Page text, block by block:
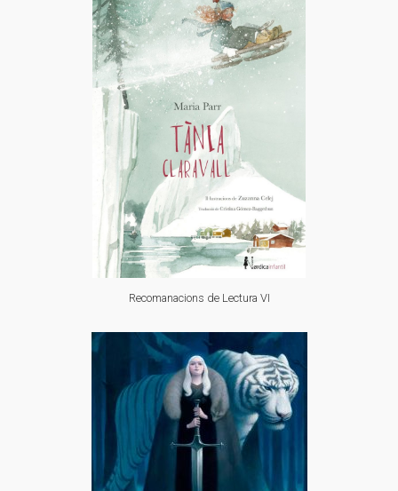
Recomanacions de Lectura VI